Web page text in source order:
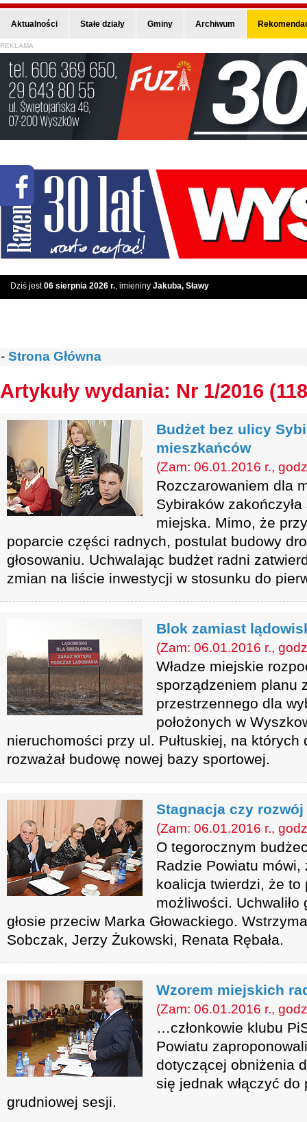
Aktualności Stałe działy Gminy Archiwum
REKLAMA
Dziś jest06 sierpnia 2026 r., imieniny Jakuba, Sławy
- Strona Główna
Artykuły wydania: Nr 1/2016
Budżet bez ulicy
mieszkańców
(Zam: 06.01.2016 r.,
Rozczarowaniem dla
Sybiraków
miejska. Mimo, że
poparcie części radnych, postulat budowy
głosowaniu. Uchwalając budżet radni
zmian na liście inwestycji w stosunku do
Blok zamiast
(Zam: 06.01.2016 r.,
Władze miejskie
sporządzeniem planu
przestrzennego dla
położonych w
nieruchomości przy ul. Pułtuskiej, na
rozważał budowę nowej bazy sportowej.
Stagnacja czy rozwój
(Zam: 06.01.2016 r.,
O tegorocznym
Radzie Powiatu
koalicja twierdzi, że
możliwości.
głosie przeciw Marka Głowackiego.
Sobczak, Jerzy Żukowski, Renata Rębała.
Wzorem miejskich
(Zam: 06.01.2016 r.,
…członkowie klubu
Powiatu
dotyczącej obniżenia
się jednak włączyć do
grudniowej sesji.